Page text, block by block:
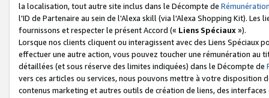
la localisation, tout autre site inclus dans le Décompte de
l'ID de Partenaire au sein de l'Alexa skill (via l'Alexa Shopping Kit).
fournissons et respecter le présent Accord (« Liens Spéciaux»).
Lorsque nos clients cliquent ou interagissent avec des Liens Spéciaux
effectuer une autre action, vous pouvez toucher une rémunération
détaillées (et sous réserve des limites indiquées) dans le Décompte de
vers ces articles ou services, nous pouvons mettre à votre disposition
contenus marketing et autres outils de création de liens, des